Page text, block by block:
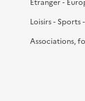
Étranger -
Loisirs - Sports
Associations,